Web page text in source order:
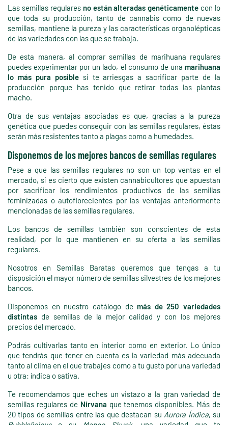
Las semillas regulares no están alteradas genéticamente con lo
que toda su producción, tanto de cannabis como de nuevas
semillas, mantiene la pureza y las características organolépticas
de las variedades con las que se trabaja.
De esta manera, al comprar semillas de marihuana regulares
puedes experimentar por un lado, el consumo de una marihuana
lo más pura posiblesi te arriesgas a sacrificar parte de la
producción porque has tenido que retirar todas las plantas
macho.
Otra de sus ventajas asociadas es que, gracias a la pureza
genética que puedes conseguir con las semillas regulares, éstas
serán más resistentes tanto a plagas como a humedades.
Disponemos de los mejores bancos de semillas regulares
Pese a que las semillas regulares no son un top ventas en el
mercado, sí es cierto que existen cannabicultores que apuestan
por sacrificar los rendimientos productivos de las semillas
feminizadas o autoflorecientes por las ventajas anteriormente
mencionadas de las semillas regulares.
Los bancos de semillas también son conscientes de esta
realidad, por lo que mantienen en su oferta a las semillas
regulares.
Nosotros en Semillas Baratas queremos que tengas a tu
disposición el mayor número de semillas silvestres de los mejores
bancos.
Disponemos en nuestro catálogo de más de 250 variedades
distintas de semillas de la mejor calidad y con los mejores
precios del mercado.
Podrás cultivarlas tanto en interior como en exterior. Lo único
que tendrás que tener en cuenta es la variedad más adecuada
tanto al clima en el que trabajes como a tu gusto por una variedad
u otra: índica o sativa.
Te recomendamos que eches un vistazo a la gran variedad de
semillas regulares de Nirvana que tenemos disponibles. Más de
20 tipos de semillas entre las que destacan su Aurora Índica, su